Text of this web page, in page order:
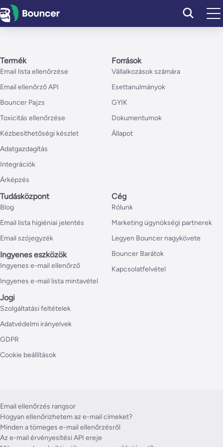
Ugrás
a
Termék
Email lista ellenőrzése
Email ellenőrző API
Bouncer Pajzs
Toxicitás ellenőrzése
Kézbesíthetőségi készlet
Adatgazdagítás
Integrációk
Árképzés
Források
Vállalkozások számára
Esettanulmányok
GYIK
Dokumentumok
Állapot
Tudásközpont
Blog
Email lista higiéniai jelentés
Email szójegyzék
Ingyenes eszközök
Ingyenes e-mail ellenőrző
Ingyenes e-mail lista mintavétel
Cég
Rólunk
Marketing ügynökségi partnerek
Legyen Bouncer nagykövete
Bouncer Barátok
Kapcsolatfelvétel
Jogi
Szolgáltatási feltételek
Adatvédelmi irányelvek
GDPR
Cookie beállítások
Email ellenőrzés rangsor
Hogyan ellenőrizhetem az e-mail címeket?
Minden a tömeges e-mail ellenőrzésről
Az e-mail érvényesítési API ereje